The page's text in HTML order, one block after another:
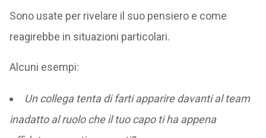
Sono usate per rivelare il suo pensiero e come
reagirebbe in situazioni particolari.
Alcuni esempi:
Un collega tenta di farti apparire davanti al team
inadatto al ruolo che il tuo capo ti ha appena